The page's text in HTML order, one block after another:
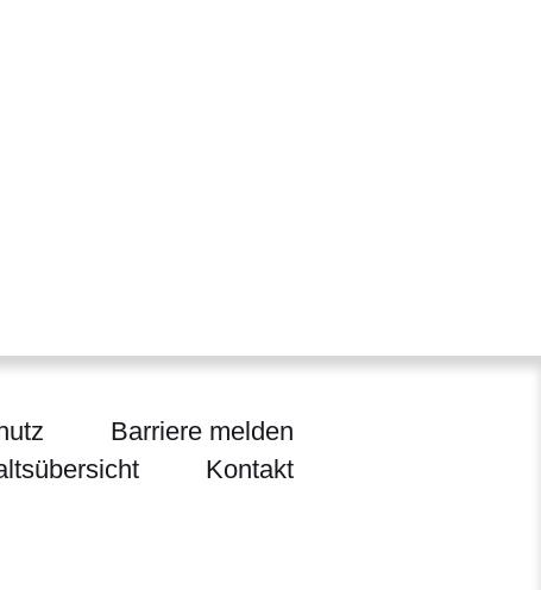
Barriere melden
Kontakt